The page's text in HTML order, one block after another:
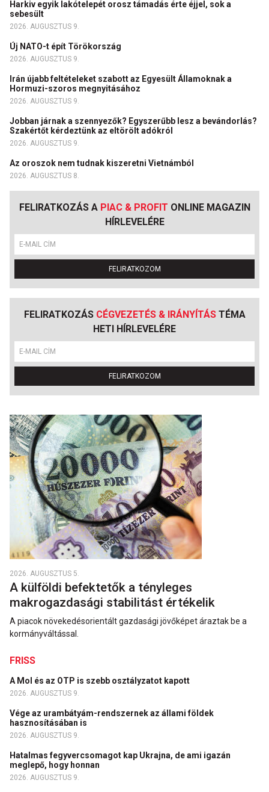
Harkiv egyik lakótelepét orosz támadás érte éjjel, sok a
sebesült
2026. AUGUSZTUS 9.
Új NATO-t épít Törökország
2026. AUGUSZTUS 9.
Irán újabb feltételeket szabott az Egyesült Államoknak a
Hormuzi-szoros megnyitásához
2026. AUGUSZTUS 9.
Jobban járnak a szennyezők? Egyszerűbb lesz a bevándorlás?
Szakértőt kérdeztünk az eltörölt adókról
2026. AUGUSZTUS 9.
Az oroszok nem tudnak kiszeretni Vietnámból
2026. AUGUSZTUS 8.
FELIRATKOZÁS A PIAC & PROFIT ONLINE MAGAZIN
HÍRLEVELÉRE
FELIRATKOZOM
FELIRATKOZÁS CÉGVEZETÉS & IRÁNYÍTÁSTÉMA
HETI HÍRLEVELÉRE
FELIRATKOZOM
2026. AUGUSZTUS 5.
A külföldi befektetők a tényleges
makrogazdasági stabilitást értékelik
A piacok növekedésorientált gazdasági jövőképet áraztak be a
kormányváltással.
FRISS
A Mol és az OTP is szebb osztályzatot kapott
2026. AUGUSZTUS 9.
Vége az urambátyám-rendszernek az állami földek
hasznosításában is
2026. AUGUSZTUS 9.
Hatalmas fegyvercsomagot kap Ukrajna, de ami igazán
meglepő, hogy honnan
2026. AUGUSZTUS 9.